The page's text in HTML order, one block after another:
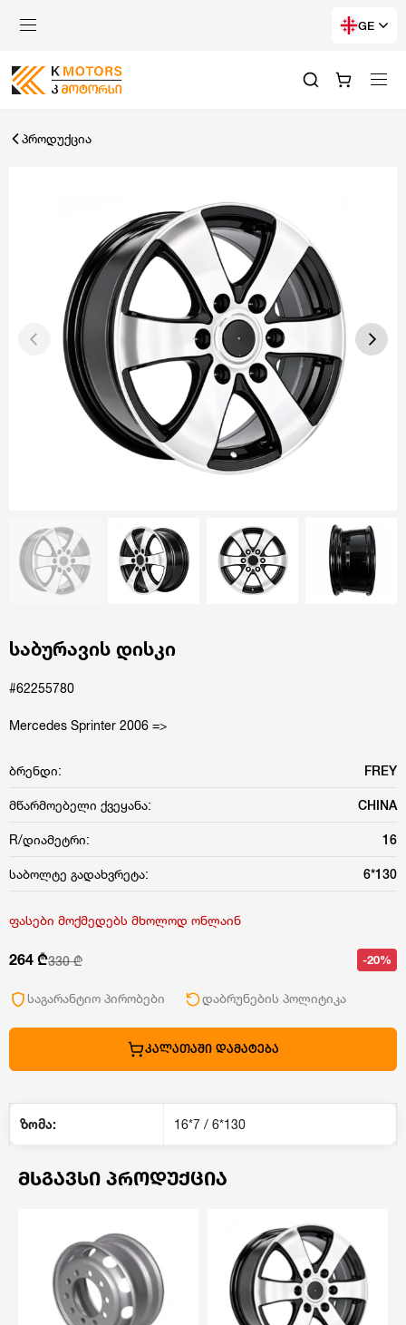
GE
პროდუქცია
საბურავის დისკი
#62255780
Mercedes Sprinter 2006 =>
ბრენდი: FREY
მწარმოებელი ქვეყანა: CHINA
R/დიამეტრი: 16
საბოლტე გადახვრეტა: 6*130
ფასები მოქმედებს მხოლოდ ონლაინ
264 ₾330 ₾ -20%
საგარანტიო პირობები დაბრუნების პოლიტიკა
ᲙᲐᲚᲐᲗᲐᲨᲘ ᲓᲐᲛᲐᲢᲔᲑᲐ
ზომა: 16*7 / 6*130
ᲛᲡᲒᲐᲕᲡᲘ ᲞᲠᲝᲓᲣᲥᲪᲘᲐ